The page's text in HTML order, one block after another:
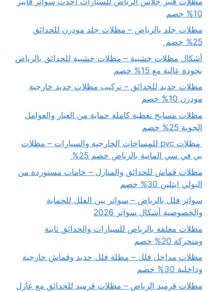
10% خصم
مظلات جلد بالرياض – مظلات جلد مودرن للحدائق
25% خصم
أشكال مظلات خشبية – مظلات خشبية للحدائق بالرياض
بجودة عالية مع 15% خصم
مظلات حديد للحدائق – تركيب مظلات حديد خارجية
مودرن 10% خصم
مظلات مسابح تغطية كاملة حماية من الغبار والعوامل
الجوية 25% خصم
مظلات pvc للمساحات الخارجية والسيارات – مظلات
بي في سي المانية بالرياض خصم 25%
مظلات قماش للحدائق والمنازل – خامات مستوردة من
البولي ايثلين 30% خصم
سواتر فلل بالرياض – سواتر بين الفلل للحماية
والخصوصية أشكال سواتر 2026
مظلات معلقة بالرياض للسيارات والحدائق ثابتة
ومتحركة 20% خصم
مظلات مداخل فلل – مظلة فلل حديد وقماش خارجية
وداخلية 30% خصم
مظلات قرميد الرياض – مظلات قرميد للحدائق مع عازل